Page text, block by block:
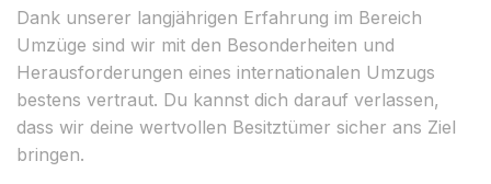
Dank unserer langjährigen Erfahrung im Bereich
Umzüge sind wir mit den Besonderheiten und
Herausforderungen eines internationalen Umzugs
bestens vertraut. Du kannst dich darauf verlassen,
dass wir deine wertvollen Besitztümer sicher ans Ziel
bringen.